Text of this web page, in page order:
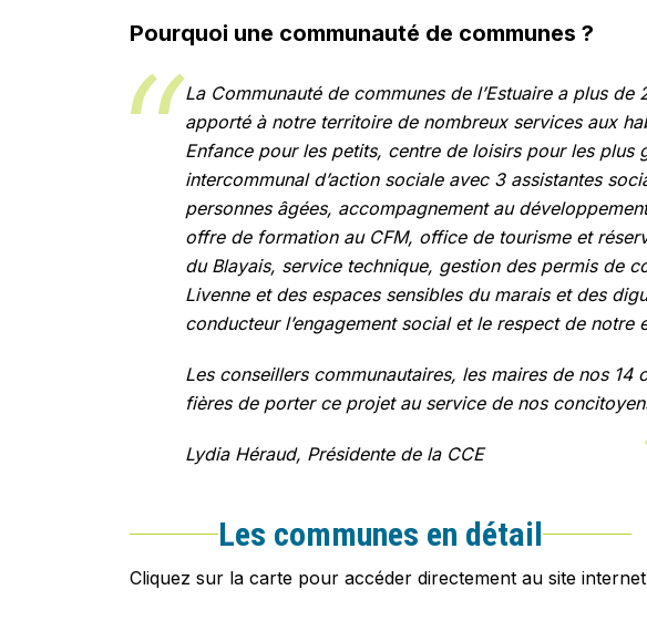
Pourquoi une communauté de communes ?
La Communauté de communes de l’Estuaire a plus de
apporté à notre territoire de nombreux services aux
Enfance pour les petits, centre de loisirs pour les plus
intercommunal d’action sociale avec 3 assistantes
personnes âgées, accompagnement au
offre de formation au CFM, office de tourisme et
du Blayais, service technique, gestion des permis de
Livenne et des espaces sensibles du marais et des
conducteur l’engagement social et le respect de notre
Les conseillers communautaires, les maires de nos 14
fières de porter ce projet au service de nos
Lydia Héraud, Présidente de la CCE
Les communes en détail
Cliquez sur la carte pour accéder directement au site